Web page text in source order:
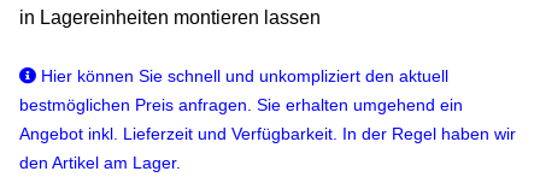
in Lagereinheiten montieren lassen
Hier können Sie schnell und unkompliziert den aktuell
bestmöglichen Preis anfragen. Sie erhalten umgehend ein
Angebot inkl. Lieferzeit und Verfügbarkeit. In der Regel haben wir
den Artikel am Lager.